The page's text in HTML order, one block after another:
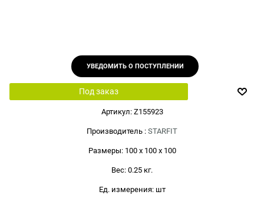
УВЕДОМИТЬ О ПОСТУПЛЕНИИ
Под заказ
Артикул: Z155923
Производитель : STARFIT
Размеры: 100 x 100 x 100
Вес: 0.25 кг.
Ед. измерения: шт